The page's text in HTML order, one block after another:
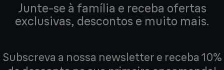
Junte-se à família e receba ofertas
exclusivas, descontos e muito mais.
Subscreva a nossa newsletter e receba 10%